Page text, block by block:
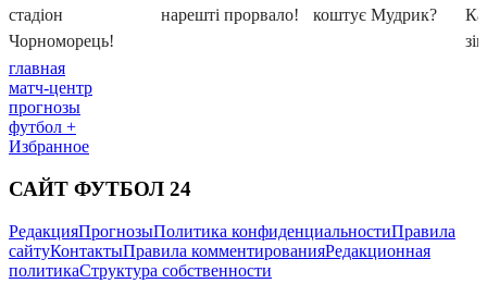
главная
матч-центр
прогнозы
футбол +
Избранное
САЙТ ФУТБОЛ 24
РедакцияПрогнозыПолитика конфиденциальностиПравила
сайтуКонтактыПравила комментированияРедакционная
политикаСтруктура собственности